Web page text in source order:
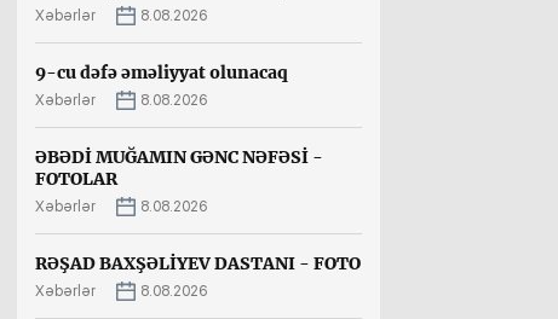
Xəbərlər 8.08.2026
9-cu dəfə əməliyyat olunacaq
Xəbərlər 8.08.2026
ƏBƏDİ MUĞAMIN GƏNC NƏFƏSİ -
FOTOLAR
Xəbərlər 8.08.2026
RƏŞAD BAXŞƏLİYEV DASTANI - FOTO
Xəbərlər 8.08.2026